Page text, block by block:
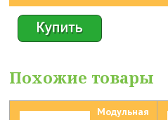
Похожие товары
Модульная